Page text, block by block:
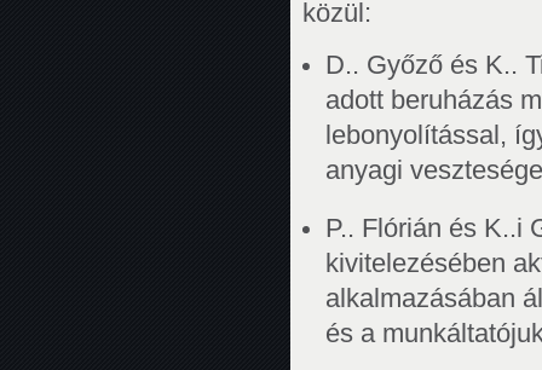
közül:
D.. Győző és K..
adott beruházás
lebonyolítással,
anyagi
P.. Flórián és K..i
kivitelezésében
alkalmazásában
és a